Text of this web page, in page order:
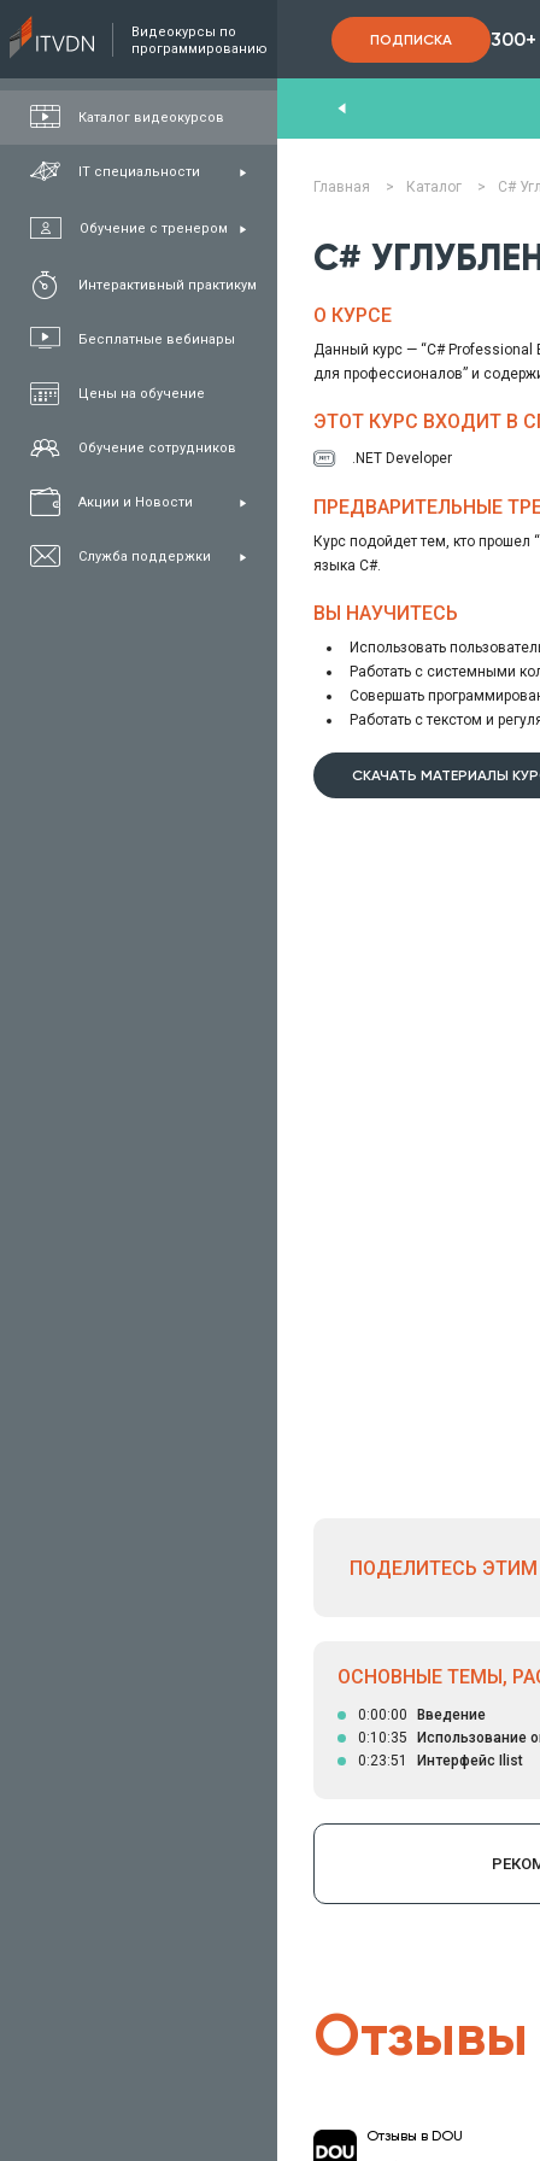
Видеокурсы по
программированию
Каталог видеокурсов
IT специальности
Обучение с тренером
Интерактивный практикум
Бесплатные вебинары
Цены на обучение
Обучение сотрудников
Акции и Новости
Служба поддержки
ПОДПИСКА
FullStack
Главная > Каталог > C#
C#
О КУРСЕ
Данный курс — “C# Professional
для профессионалов” и
ЭТОТ КУРС ВХОДИТ В
.NET Developer
ПРЕДВАРИТЕЛЬНЫЕ
Курс подойдет тем, кто прошел
языка C#.
ВЫ НАУЧИТЕСЬ
Использовать
Работать с системными
Совершать
Работать с текстом и
СКАЧАТЬ МАТЕРИАЛЫ
ПОДЕЛИТЕСЬ
ОСНОВНЫЕ ТЕМЫ,
0:00:00 Введение
0:10:35
Использование
0:23:51
Интерфейс Ilist
Отзывы
Отзывы в DOU